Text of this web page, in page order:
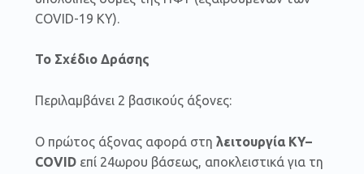
COVID-19 ΚΥ).
Το Σχέδιο Δράσης
Περιλαμβάνει 2 βασικούς άξονες:
O πρώτος άξονας αφορά στη λειτουργία ΚΥ–
COVIDεπί 24ωρου βάσεως, αποκλειστικά για τη